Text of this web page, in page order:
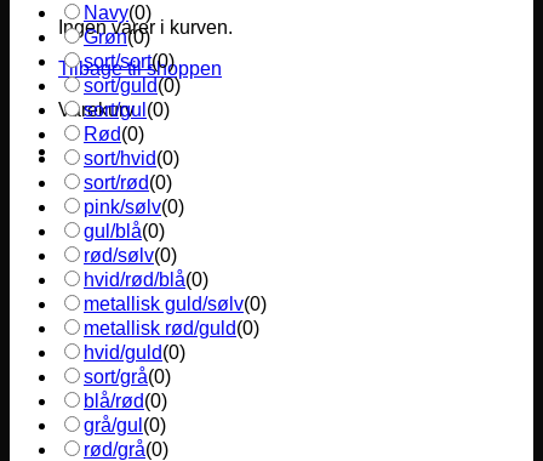
Ingen varer i kurven.
Tilbage til shoppen
Varekurv
Navy(0)
Grøn(0)
sort/sort(0)
sort/guld(0)
sort/gul (0)
Rød(0)
sort/hvid(0)
sort/rød(0)
pink/sølv(0)
gul/blå(0)
rød/sølv(0)
hvid/rød/blå(0)
metallisk guld/sølv(0)
metallisk rød/guld(0)
hvid/guld(0)
sort/grå(0)
blå/rød(0)
grå/gul (0)
rød/grå(0)